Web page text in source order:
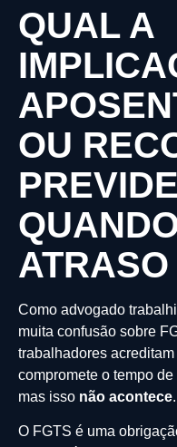
QUAL A
OU
Como advogado
muita confusão sobre
trabalhadores
compromete o tempo
mas isso não acontece.
O FGTS é uma